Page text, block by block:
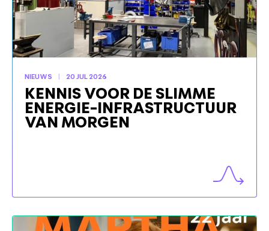
NIEUWS 20 JUL 2026
KENNIS VOOR DE SLIMME
ENERGIE-INFRASTRUCTUUR
VAN MORGEN